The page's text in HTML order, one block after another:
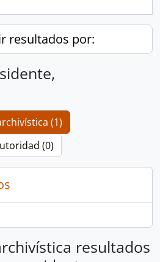
resultados por:
(1)
(0)
resultados